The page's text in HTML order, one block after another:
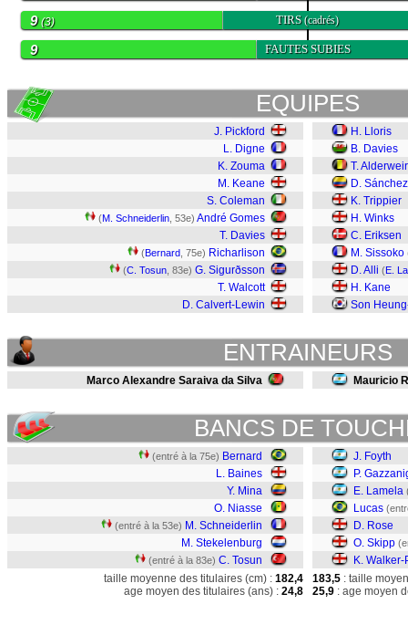
TIRS(cadrés)
9(3)
FAUTES SUBIES
9
EQUIPES
J. Pickford
L. Digne
K. Zouma
M. Keane
S. Coleman
(M. Schneiderlin , 53e) André Gomes
T. Davies
(Bernard , 75e) Richarlison
(C. Tosun , 83e) G. Sigurðsson
T. Walcott
D. Calvert-Lewin
H. Lloris
B. Davies
T.
D. Sánchez
K. Trippier
H. Winks
C. Eriksen
M. Sissoko
D. Alli (E.
H. Kane
Son
ENTRAINEURS
Marco Alexandre Saraiva da Silva Mauricio
BANCS DE
(entré à la 75e) Bernard
L. Baines
Y. Mina
O. Niasse
(entré à la 53e) M. Schneiderlin
M. Stekelenburg
(entré à la 83e) C. Tosun
J. Foyth
P.
E. Lamela
Lucas
D. Rose
O. Skipp
K. Walker-
taille moyenne des titulaires (cm) : 182,4
age moyen des titulaires (ans) : 24,8
183,5 : taille
25,9 : age moyen